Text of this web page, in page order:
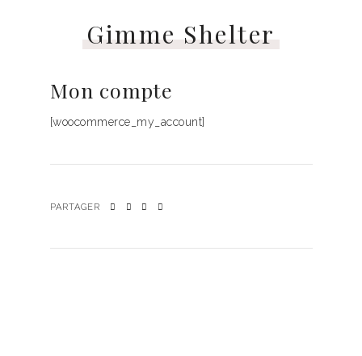
Gimme Shelter
Mon compte
[woocommerce_my_account]
PARTAGER